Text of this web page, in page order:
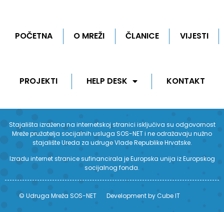
POČETNA O MREŽI ČLANICE VIJESTI
PROJEKTI HELP DESK KONTAKT
Stajališta izražena na internetskoj stranici isključiva su odgovornost
Mreže pružatelja socijalnih usluga SOS-NET i ne odražavaju nužno
stajalište Ureda za udruge Vlade Republike Hrvatske.
Izradu internet stranice sufinancirala je Europska unija iz Europskog
socijalnog fonda.
© Udruga Mreža SOS-NET Development by Cube IT